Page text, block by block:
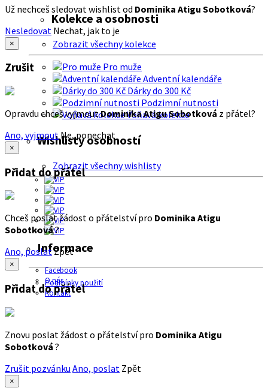
Kolekce a osobnosti
Zobrazit všechny kolekce
Pro muže
Adventní kalendáře
Dárky do 300 Kč
Podzimní nutnosti
Voňavá kolekce
Wishlisty osobností
Zobrazit všechny wishlisty
Informace
Facebook
O nás
Podmínky použití
Kontakt
Už nechceš sledovat wishlist od Dominika Atigu Sobotková?
Nesledovat Nechat, jak to je
×
Zrušit
Opravdu chceš vyjmoutDominika Atigu Sobotková z přátel?
Ano, vyjmout Ne, ponechat
×
Přidat do přátel
Chceš poslat žádost o přátelství pro Dominika Atigu
Sobotková?
Ano, poslatZpět
×
Přidat do přátel
Znovu poslat žádost o přátelství pro Dominika Atigu
Sobotková ?
Zrušit pozvánku Ano, poslat Zpět
×